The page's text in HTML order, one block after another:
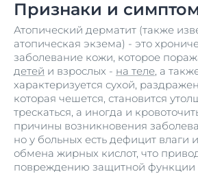
Признаки и
Атопический дерматит (также
атопическая экзема) - это
заболевание кожи, которое
детей и взрослых - на теле, а
характеризуется сухой,
которая чешется, становится
трескаться, а иногда и
причины возникновения
но у больных есть дефицит влаги
обмена жирных кислот, что
повреждению защитной функции